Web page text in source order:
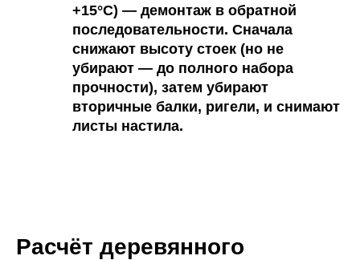
+15°C) — демонтаж в обратной
последовательности. Сначала
снижают высоту стоек (но не
убирают — до полного набора
прочности), затем убирают
вторичные балки, ригели, и снимают
листы настила.
Расчёт деревянного